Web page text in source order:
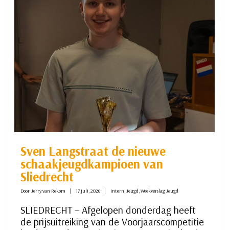
TIJDENS
AMSTERDAM
CHESS
FESTIVAL
Sven Langstraat de nieuwe
schaakjeugdkampioen van
Sliedrecht
Door Jerry van Rekom 17 juli, 2026 Intern,Jeugd,Weekverslag Jeugd
SLIEDRECHT – Afgelopen donderdag heeft
de prijsuitreiking van de Voorjaarscompetitie